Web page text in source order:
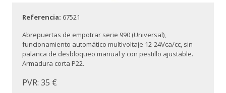
Referencia: 67521
Abrepuertas de empotrar serie 990 (Universal),
funcionamiento automático multivoltaje 12-24Vca/cc, sin
palanca de desbloqueo manual y con pestillo ajustable.
Armadura corta P22.
PVR: 35 €